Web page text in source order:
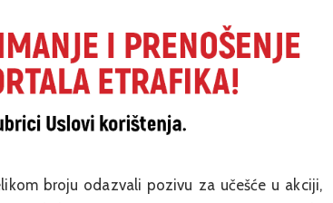
broju odazvali pozivu za učešće u akciji,